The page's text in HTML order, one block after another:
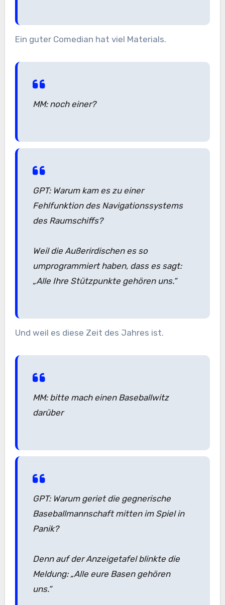
Ein guter Comedian hat viel Materials.
MM: noch einer?
GPT: Warum kam es zu einer
Fehlfunktion des Navigationssystems
des Raumschiffs?
Weil die Außerirdischen es so
umprogrammiert haben, dass es sagt:
„Alle Ihre Stützpunkte gehören uns.“
Und weil es diese Zeit des Jahres ist.
MM: bitte mach einen Baseballwitz
darüber
GPT: Warum geriet die gegnerische
Baseballmannschaft mitten im Spiel in
Panik?
Denn auf der Anzeigetafel blinkte die
Meldung: „Alle eure Basen gehören
uns.“